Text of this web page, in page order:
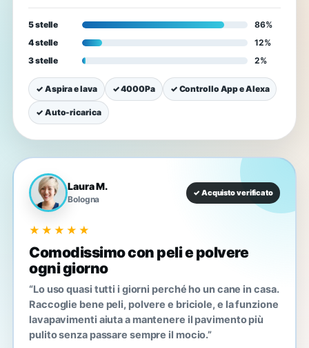
5 stelle
86%
4 stelle
12%
3 stelle
2%
✓ Aspira e lava ✓ 4000Pa ✓ Controllo App e Alexa
✓ Auto-ricarica
Laura M.
Bologna
✓ Acquisto verificato
★★★★★
Comodissimo con peli e polvere
ogni giorno
“Lo uso quasi tutti i giorni perché ho un cane in casa.
Raccoglie bene peli, polvere e briciole, e la funzione
lavapavimenti aiuta a mantenere il pavimento più
pulito senza passare sempre il mocio.”